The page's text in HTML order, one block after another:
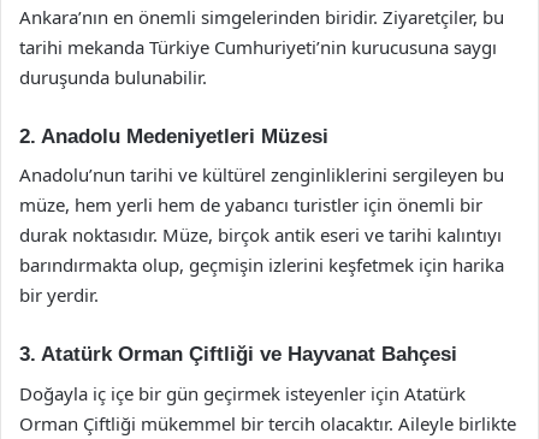
Ankara’nın en önemli simgelerinden biridir. Ziyaretçiler, bu
tarihi mekanda Türkiye Cumhuriyeti’nin kurucusuna saygı
duruşunda bulunabilir.
2. Anadolu Medeniyetleri Müzesi
Anadolu’nun tarihi ve kültürel zenginliklerini sergileyen bu
müze, hem yerli hem de yabancı turistler için önemli bir
durak noktasıdır. Müze, birçok antik eseri ve tarihi kalıntıyı
barındırmakta olup, geçmişin izlerini keşfetmek için harika
bir yerdir.
3. Atatürk Orman Çiftliği ve Hayvanat Bahçesi
Doğayla iç içe bir gün geçirmek isteyenler için Atatürk
Orman Çiftliği mükemmel bir tercih olacaktır. Aileyle birlikte